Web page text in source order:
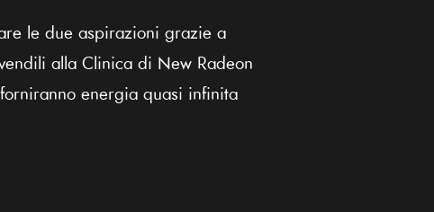
le due aspirazioni grazie a
alla Clinica di New Radeon
energia quasi infinita